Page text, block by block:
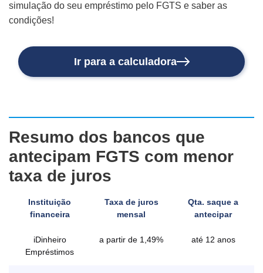
simulação do seu empréstimo pelo FGTS e saber as
condições!
Ir para a calculadora
Resumo dos bancos que
antecipam FGTS com menor
taxa de juros
Instituição
financeira
Taxa de juros
mensal
Qta. saque a
antecipar
iDinheiro
Empréstimos
a partir de 1,49% até 12 anos